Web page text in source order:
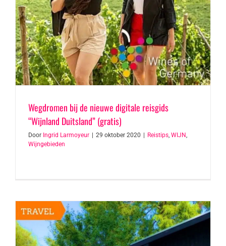
Wegdromen bij de nieuwe digitale reisgids
“Wijnland Duitsland” (gratis)
Door Ingrid Larmoyeur 29 oktober 2020 Reistips, WIJN,
Wijngebieden